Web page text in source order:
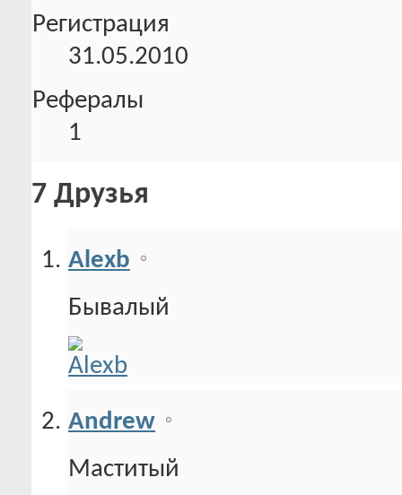
Регистрация
31.05.2010
Рефералы
1
7 Друзья
Alexb
Бывалый
Andrew
Маститый